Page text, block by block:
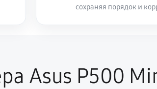
сохраняя порядок и
Asus P500